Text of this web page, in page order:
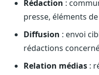
Fédérations &
ONG, syndicats, ordres,
Parlementaires
Préparez vos
Journalistes
Veille en temps réel,
Rédaction :
presse, éléments
Diffusion : envoi
rédactions
Relation médias :